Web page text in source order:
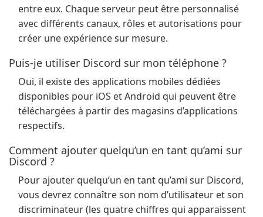
entre eux. Chaque serveur peut être personnalisé
avec différents canaux, rôles et autorisations pour
créer une expérience sur mesure.
Puis-je utiliser Discord sur mon téléphone ?
Oui, il existe des applications mobiles dédiées
disponibles pour iOS et Android qui peuvent être
téléchargées à partir des magasins d’applications
respectifs.
Comment ajouter quelqu’un en tant qu’ami sur
Discord ?
Pour ajouter quelqu’un en tant qu’ami sur Discord,
vous devrez connaître son nom d’utilisateur et son
discriminateur (les quatre chiffres qui apparaissent